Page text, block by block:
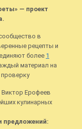
— проект
в
рецепты и
более 1
материал на
Виктор Ерофеев
кулинарных
предложений: